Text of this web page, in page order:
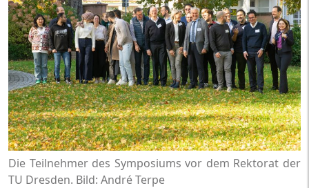
Die Teilnehmer des Symposiums vor dem Rektorat der
TU Dresden. Bild: André Terpe